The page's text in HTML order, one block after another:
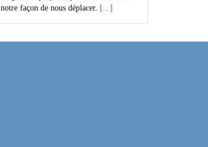
notre façon de nous déplacer. [...]